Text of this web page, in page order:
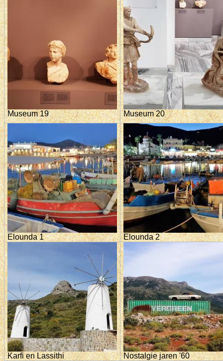
Museum 19 Museum 20
Elounda 1 Elounda 2
Karfi en Lassithi Nostalgie jaren '60